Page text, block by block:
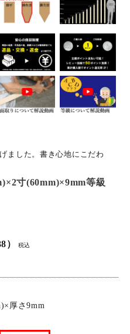
ました。書き心地にこだわ
寸(60mm)×9mm等級
） 税込
厚さ9mm